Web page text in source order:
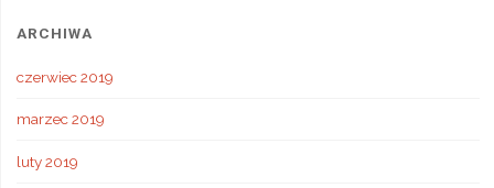
ARCHIWA
czerwiec 2019
marzec 2019
luty 2019